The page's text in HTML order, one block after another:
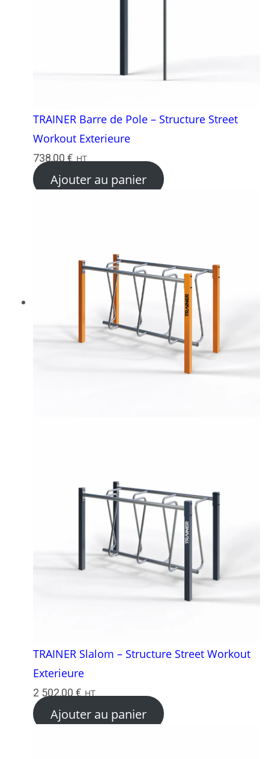
TRAINER Barre de Pole – Structure Street
Workout Exterieure
738,00€ HT
Ajouter au panier
TRAINER Slalom – Structure Street Workout
Exterieure
2 502,00€ HT
Ajouter au panier